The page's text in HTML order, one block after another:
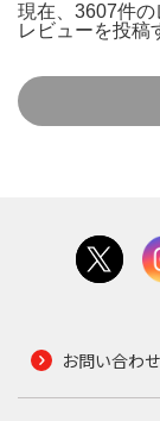
現在、3607件の
レビューを投稿
お問い合わせ